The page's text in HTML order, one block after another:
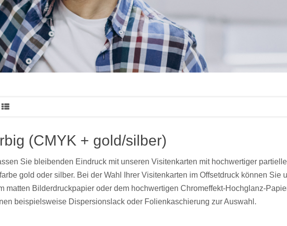
(CMYK + gold/silber)
Sie bleibenden Eindruck mit unseren Visitenkarten mit hochwertiger
gold oder silber. Bei der Wahl Ihrer Visitenkarten im Offsetdruck können Sie
matten Bilderdruckpapier oder dem hochwertigen Chromeffekt-Hochglanz-
beispielsweise Dispersionslack oder Folienkaschierung zur Auswahl.